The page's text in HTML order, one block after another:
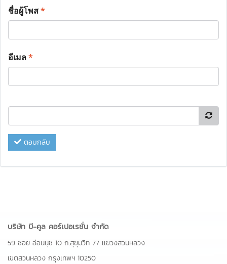
ชื่อผู้โพส*
อีเมล*
ตอบกลับ
บริษัท บี-คูล คอร์เปอเรชั่น จำกัด
59 ซอย อ่อนนุช 10 ถ.สุขุมวิท 77 เเขวงสวนหลวง
เขตสวนหลวง กรุงเทพฯ 10250